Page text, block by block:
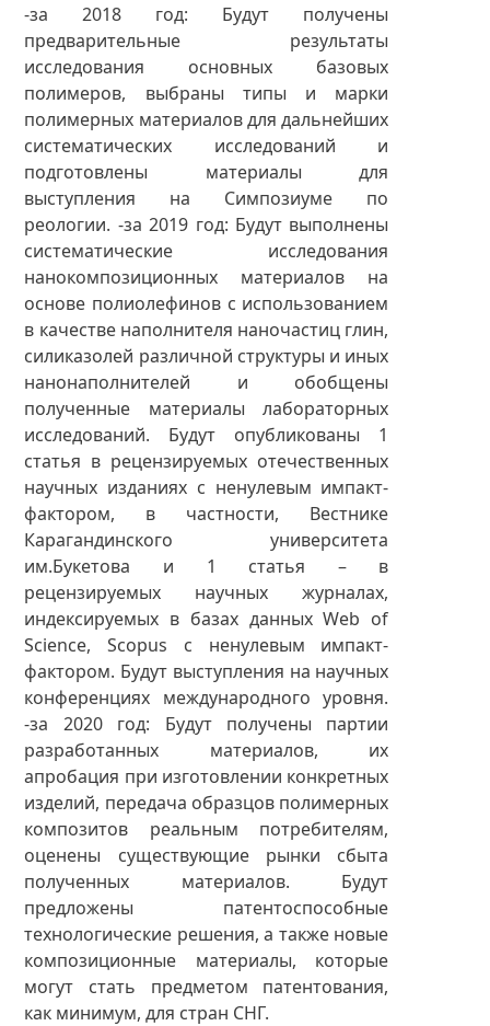
-за 2018 год: Будут получены
предварительные результаты
исследования основных базовых
полимеров, выбраны типы и марки
полимерных материалов для дальнейших
систематических исследований и
подготовлены материалы для
выступления на Симпозиуме по
реологии. -за 2019 год: Будут выполнены
систематические исследования
нанокомпозиционных материалов на
основе полиолефинов с использованием
в качестве наполнителя наночастиц глин,
силиказолей различной структуры и иных
нанонаполнителей и обобщены
полученные материалы лабораторных
исследований. Будут опубликованы 1
статья в рецензируемых отечественных
научных изданиях с ненулевым импакт-
фактором, в частности, Вестнике
Карагандинского университета
им.Букетова и 1 статья – в
рецензируемых научных журналах,
индексируемых в базах данных Web of
Science, Scopus с ненулевым импакт-
фактором. Будут выступления на научных
конференциях международного уровня.
-за 2020 год: Будут получены партии
разработанных материалов, их
апробация при изготовлении конкретных
изделий, передача образцов полимерных
композитов реальным потребителям,
оценены существующие рынки сбыта
полученных материалов. Будут
предложены патентоспособные
технологические решения, а также новые
композиционные материалы, которые
могут стать предметом патентования,
как минимум, для стран СНГ.